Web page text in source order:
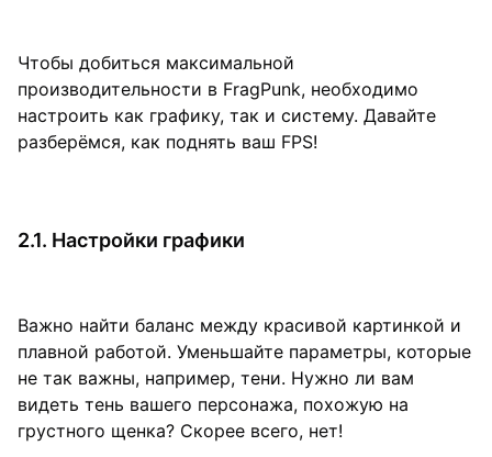
Чтобы добиться максимальной
производительности в FragPunk, необходимо
настроить как графику, так и систему. Давайте
разберёмся, как поднять ваш FPS!
2.1. Настройки графики
Важно найти баланс между красивой картинкой и
плавной работой. Уменьшайте параметры, которые
не так важны, например, тени. Нужно ли вам
видеть тень вашего персонажа, похожую на
грустного щенка? Скорее всего, нет!